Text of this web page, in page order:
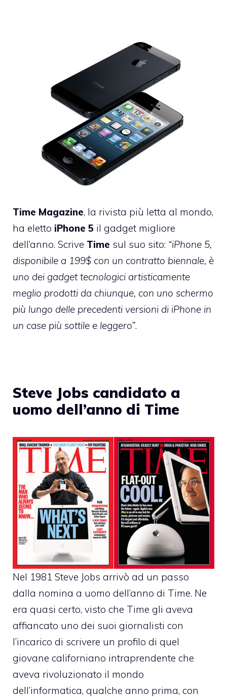
Time Magazine, la rivista più letta al mondo,
ha eletto iPhone 5 il gadget migliore
dell’anno. Scrive Time sul suo sito: “iPhone 5,
disponibile a 199$ con un contratto biennale, è
uno dei gadget tecnologici artisticamente
meglio prodotti da chiunque, con uno schermo
più lungo delle precedenti versioni di iPhone in
un case più sottile e leggero”.
Steve Jobs candidato a
uomo dell’anno di Time
Nel 1981 Steve Jobs arrivò ad un passo
dalla nomina a uomo dell’anno di Time. Ne
era quasi certo, visto che Time gli aveva
affiancato uno dei suoi giornalisti con
l’incarico di scrivere un profilo di quel
giovane californiano intraprendente che
aveva rivoluzionato il mondo
dell’informatica, qualche anno prima, con